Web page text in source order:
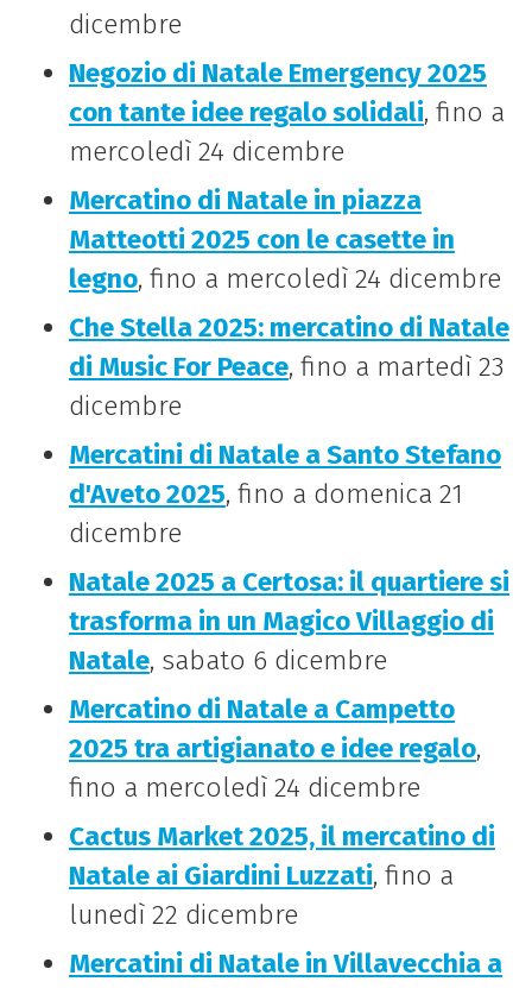
dicembre
Negozio di Natale Emergency 2025
con tante idee regalo solidali, fino a
mercoledì 24 dicembre
Mercatino di Natale in piazza
Matteotti 2025 con le casette in
legno, fino a mercoledì 24 dicembre
Che Stella 2025: mercatino di Natale
di Music For Peace, fino a martedì 23
dicembre
Mercatini di Natale a Santo Stefano
d'Aveto 2025, fino a domenica 21
dicembre
Natale 2025 a Certosa: il quartiere si
trasforma in un Magico Villaggio di
Natale, sabato 6 dicembre
Mercatino di Natale a Campetto
2025 tra artigianato e idee regalo,
fino a mercoledì 24 dicembre
Cactus Market 2025, il mercatino di
Natale ai Giardini Luzzati, fino a
lunedì 22 dicembre
Mercatini di Natale in Villavecchia a